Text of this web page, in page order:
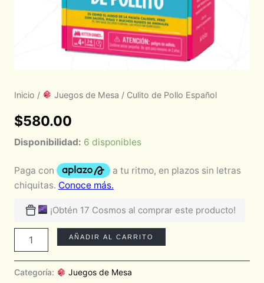
Inicio / Juegos de Mesa / Culito de Pollo Español
$580.00
Disponibilidad: 6 disponibles
¡Obtén 17 Cosmos al comprar este producto!
AÑADIR AL CARRITO
Categoría: Juegos de Mesa